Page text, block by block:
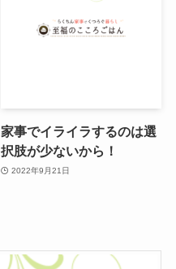
家事でイライラするのは選
択肢が少ないから！
2022年9月21日